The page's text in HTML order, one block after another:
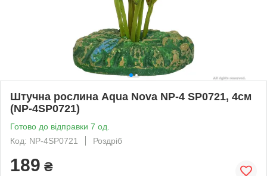
Штучна рослина Aqua Nova NP-4 SP0721, 4см
(NP-4SP0721)
Готово до відправки 7 од.
Код: NP-4SP0721
Роздріб
189 ₴